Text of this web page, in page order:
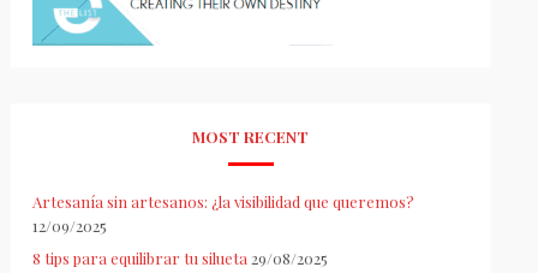
MOST RECENT
Artesanía sin artesanos: ¿la visibilidad que queremos?
12/09/2025
8 tips para equilibrar tu silueta 29/08/2025